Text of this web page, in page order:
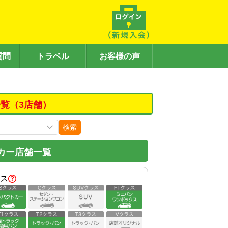
問 トラベル お客様の声
（3店舗）
検索
ー店舗一覧